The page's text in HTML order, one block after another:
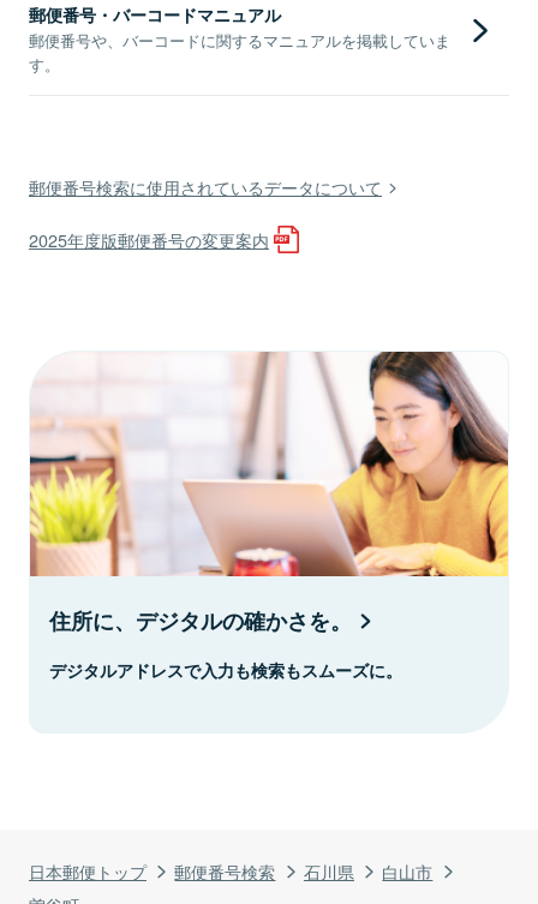
日本郵便トップ 郵便番号検索 石川県
白山市
郵便番号・バーコードマニュアル
郵便番号や、バーコードに関するマニュアルを掲載していま
す。
郵便番号検索に使用されているデータについて
2025年度版郵便番号の変更案内
住所に、デジタルの確かさを。
デジタルアドレスで入力も検索もスムーズに。